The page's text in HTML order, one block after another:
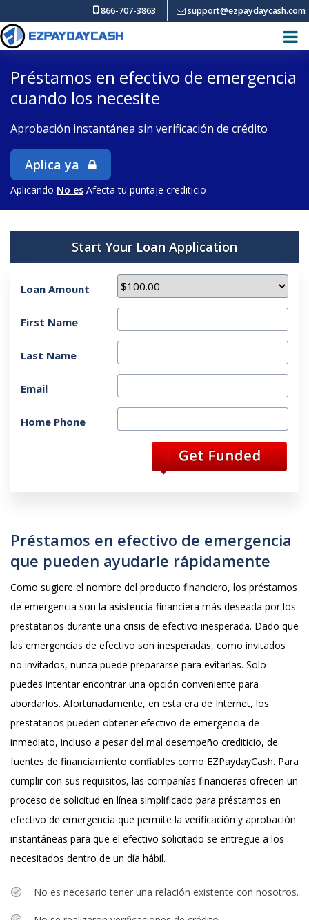
866-707-3863 support@ezpaydaycash.com
Préstamos en efectivo de emergencia
cuando los necesite
Aprobación instantánea sin verificación de crédito
Aplica ya
Aplicando No es Afecta tu puntaje crediticio
Préstamos en efectivo de emergencia
que pueden ayudarle rápidamente
Como sugiere el nombre del producto financiero, los préstamos
de emergencia son la asistencia financiera más deseada por los
prestatarios durante una crisis de efectivo inesperada. Dado que
las emergencias de efectivo son inesperadas, como invitados
no invitados, nunca puede prepararse para evitarlas. Solo
puedes intentar encontrar una opción conveniente para
abordarlos. Afortunadamente, en esta era de Internet, los
prestatarios pueden obtener efectivo de emergencia de
inmediato, incluso a pesar del mal desempeño crediticio, de
fuentes de financiamiento confiables como EZPaydayCash. Para
cumplir con sus requisitos, las compañías financieras ofrecen un
proceso de solicitud en línea simplificado para préstamos en
efectivo de emergencia que permite la verificación y aprobación
instantáneas para que el efectivo solicitado se entregue a los
necesitados dentro de un día hábil.
No es necesario tener una relación existente con nosotros.
Start Your Loan Application
Loan Amount
First Name
Last Name
Email
Home Phone